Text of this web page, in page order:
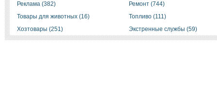
Реклама (382)
Ремонт (744)
Товары для животных (16)
Топливо (111)
Хозтовары (251)
Экстренные службы (59)